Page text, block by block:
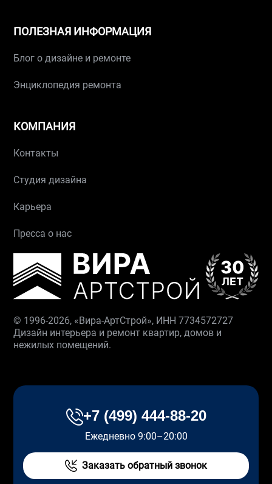
ПОЛЕЗНАЯ ИНФОРМАЦИЯ
Блог о дизайне и ремонте
Энциклопедия ремонта
КОМПАНИЯ
Контакты
Студия дизайна
Карьера
Пресса о нас
© 1996-2026, «Вира-АртСтрой», ИНН 7734572727
Дизайн интерьера и ремонт квартир, домов и
нежилых помещений.
+7 (499) 444-88-20
Ежедневно 9:00–20:00
Заказать обратный звонок